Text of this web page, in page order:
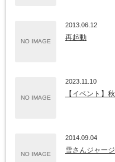
NO IMAGE
2013.06.12
再起動
NO IMAGE
2023.11.10
【イベント】
NO IMAGE
2014.09.04
雪さんジャー